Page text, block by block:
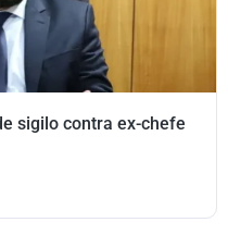
sigilo contra ex-chefe